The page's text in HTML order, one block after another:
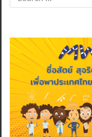
for: